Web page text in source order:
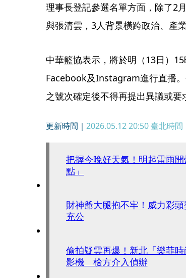
理事長登記參選名單方面，除了2
與張清雲，3人背景橫跨政治、產業
中華籃協表示，將於明（13日）
Facebook及Instagram進行直播
之號次確定後不得再提出異議或要
更新時間｜ 2026.05.12 20:50臺北時間
把握今晚好天氣！明起雷雨
點」
財神爺大腿抱不牢！威力彩
充公
偷拍疑雲再爆！新北「樂菲
影機 檢方介入偵辦